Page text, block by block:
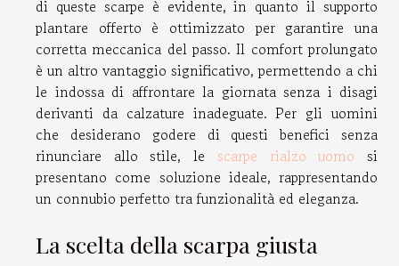
di queste scarpe è evidente, in quanto il supporto
plantare offerto è ottimizzato per garantire una
corretta meccanica del passo. Il comfort prolungato
è un altro vantaggio significativo, permettendo a chi
le indossa di affrontare la giornata senza i disagi
derivanti da calzature inadeguate. Per gli uomini
che desiderano godere di questi benefici senza
rinunciare allo stile, le scarpe rialzo uomo si
presentano come soluzione ideale, rappresentando
un connubio perfetto tra funzionalità ed eleganza.
La scelta della scarpa giusta